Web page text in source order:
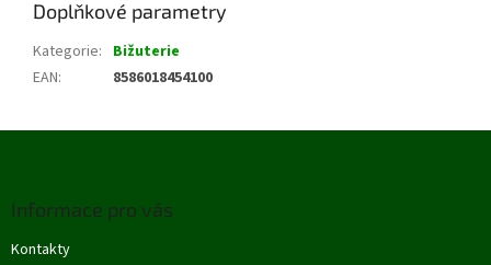
Doplňkové parametry
Kategorie: Bižuterie
EAN: 8586018454100
Informace pro vás
Kontakty